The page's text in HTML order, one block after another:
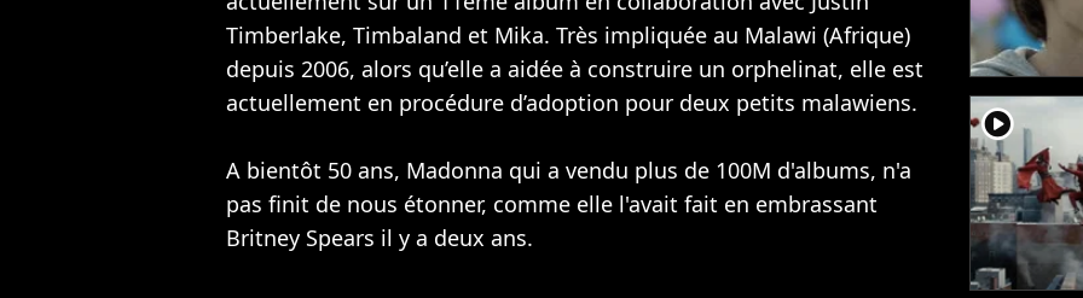
Timberlake, Timbaland et Mika. Très impliquée au Malawi (Afrique)
depuis 2006, alors qu’elle a aidée à construire un orphelinat, elle est
actuellement en procédure d’adoption pour deux petits malawiens.
A bientôt 50 ans, Madonna qui a vendu plus de 100M d'albums, n'a
pas finit de nous étonner, comme elle l'avait fait en embrassant
Britney Spears il y a deux ans.
player2